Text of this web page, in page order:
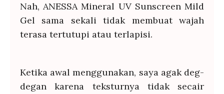
Nah, ANESSA Mineral UV Sunscreen Mild
Gel sama sekali tidak membuat wajah
terasa tertutupi atau terlapisi.
Ketika awal menggunakan, saya agak deg-
degan karena teksturnya tidak secair